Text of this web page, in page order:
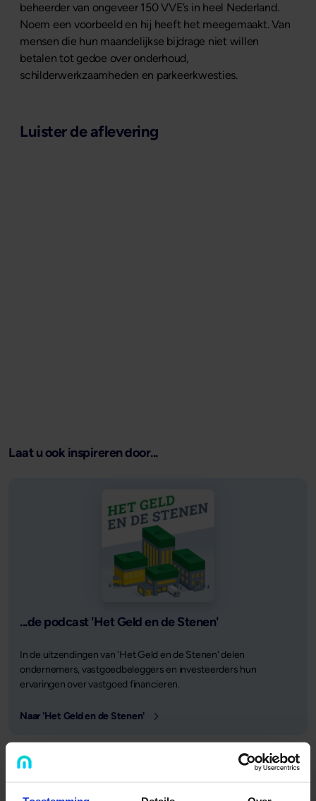
beheerder van ongeveer 150 VVE’s in heel Nederland.
Noem een voorbeeld en hij heeft het meegemaakt. Van
mensen die hun maandelijkse bijdrage niet willen
betalen tot gedoe over onderhoud,
schilderwerkzaamheden en parkeerkwesties.
Luister de aflevering
Laat u ook inspireren door...
...de podcast 'Het Geld en de Stenen'
In de uitzendingen van 'Het Geld en de Stenen' delen
ondernemers, vastgoedbeleggers en investeerders hun
ervaringen over vastgoed financieren.
Naar 'Het Geld en de Stenen'